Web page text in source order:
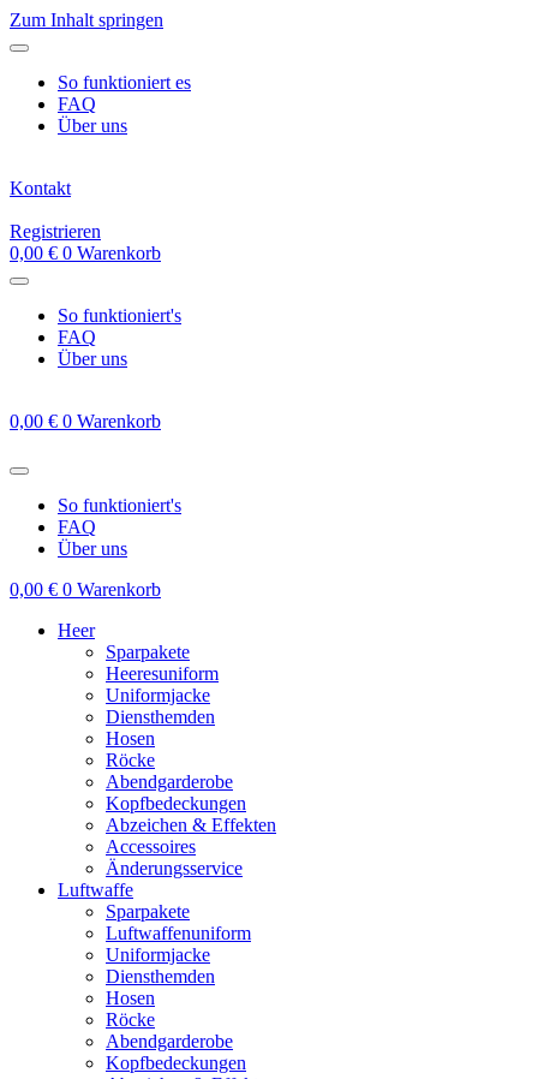
Zum Inhalt springen
So funktioniert es
FAQ
Über uns
Kontakt
Registrieren
0,00 € 0 Warenkorb
So funktioniert's
FAQ
Über uns
0,00 € 0 Warenkorb
So funktioniert's
FAQ
Über uns
0,00 € 0 Warenkorb
Heer
Sparpakete
Heeresuniform
Uniformjacke
Diensthemden
Hosen
Röcke
Abendgarderobe
Kopfbedeckungen
Abzeichen & Effekten
Accessoires
Änderungsservice
Luftwaffe
Sparpakete
Luftwaffenuniform
Uniformjacke
Diensthemden
Hosen
Röcke
Abendgarderobe
Kopfbedeckungen